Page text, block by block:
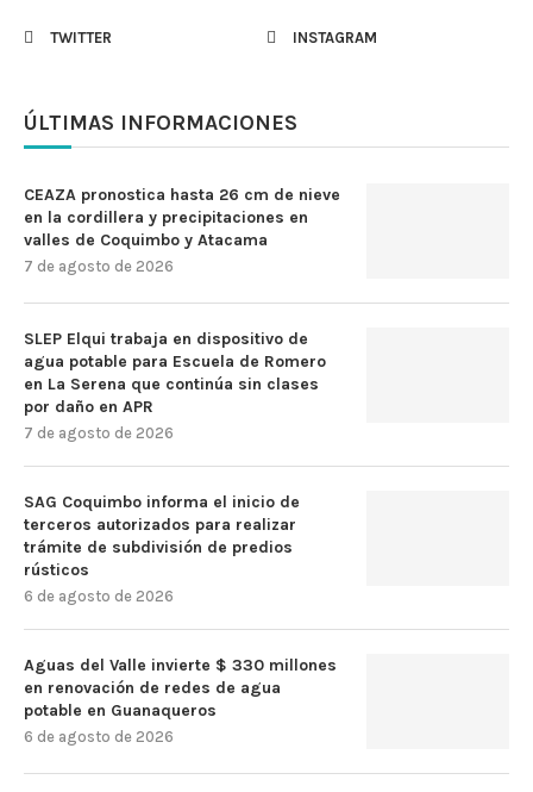
TWITTER INSTAGRAM
ÚLTIMAS INFORMACIONES
CEAZA pronostica hasta 26 cm de nieve
en la cordillera y precipitaciones en
valles de Coquimbo y Atacama
7 de agosto de 2026
SLEP Elqui trabaja en dispositivo de
agua potable para Escuela de Romero
en La Serena que continúa sin clases
por daño en APR
7 de agosto de 2026
SAG Coquimbo informa el inicio de
terceros autorizados para realizar
trámite de subdivisión de predios
rústicos
6 de agosto de 2026
Aguas del Valle invierte $ 330 millones
en renovación de redes de agua
potable en Guanaqueros
6 de agosto de 2026